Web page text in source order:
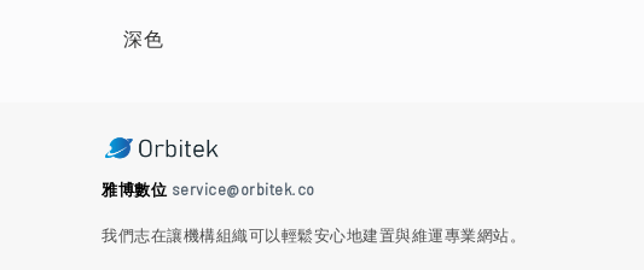
深色
雅博數位 service@orbitek.co
我們志在讓機構組織可以輕鬆安心地建置與維運專業網站。